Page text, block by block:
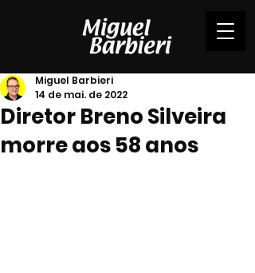
Diretor Breno Silveira
morre aos 58 anos
Miguel Barbieri
14 de mai. de 2022